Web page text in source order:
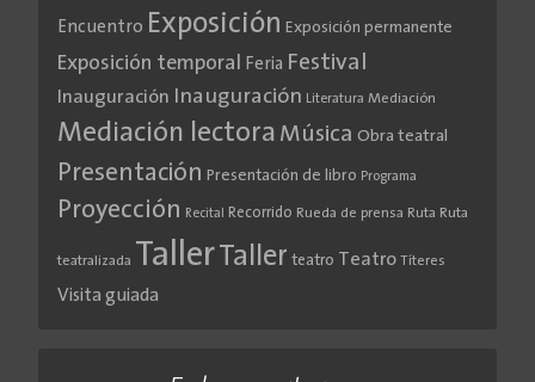
Encuentro Exposición Exposición permanente
Exposición temporal Feria Festival
Inauguración Inauguración Literatura Mediación
Mediación lectora Música Obra teatral
Presentación Presentación de libro Programa
Proyección Recital Recorrido Rueda de prensa Ruta Ruta
teatralizada TallerTaller teatro Teatro Títeres
Visita guiada